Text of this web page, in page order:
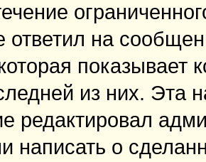
ответил на
показывает
из них. Эта
редактировал
написать о